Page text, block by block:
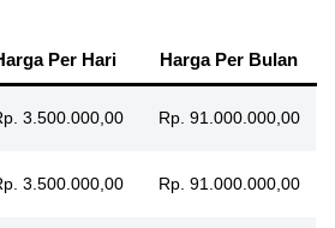
Per Hari Harga Per Bulan
3.500.000,00 Rp. 91.000.000,00
3.500.000,00 Rp. 91.000.000,00